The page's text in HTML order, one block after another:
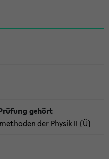
der Physik II (Ü)